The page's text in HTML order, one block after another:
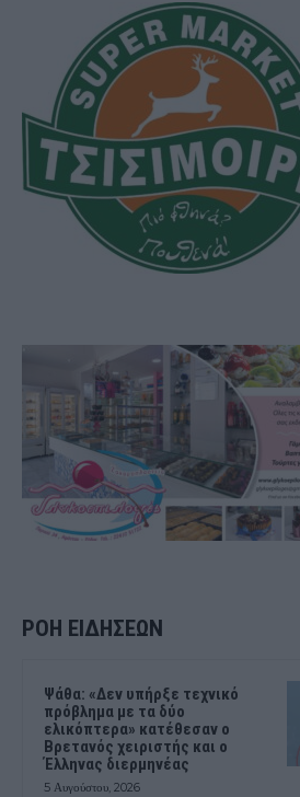
ΡΟΗ ΕΙΔΗΣΕΩΝ
Ψάθα: «Δεν υπήρξε τεχνικό
πρόβλημα με τα δύο
ελικόπτερα» κατέθεσαν ο
Βρετανός χειριστής και ο
Έλληνας διερμηνέας
5 Αυγούστου, 2026